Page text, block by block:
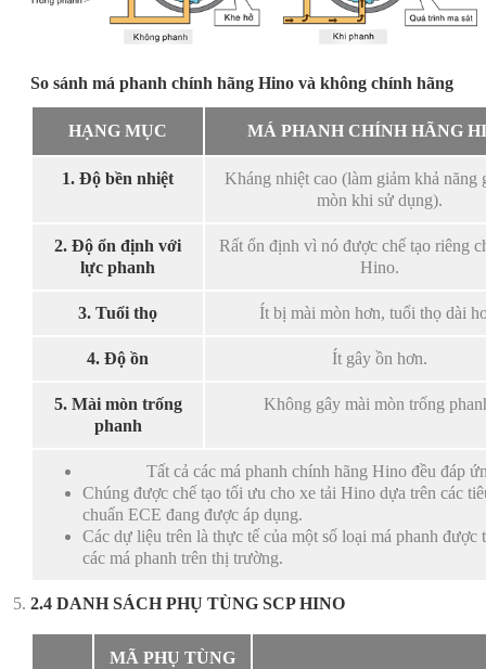
So sánh má phanh chính hãng Hino và không chính hãng
HẠNG MỤC MÁ PHANH CHÍNH HÃNG
1. Độ bền nhiệt
Kháng nhiệt cao (làm giảm khả năng
mòn khi sử dụng).
2. Độ ổn định với
lực phanh
Rất ổn định vì nó được chế tạo riêng
Hino.
3. Tuổi thọ Ít bị mài mòn hơn, tuổi thọ dài
4. Độ ồn Ít gây ồn hơn.
5. Mài mòn trống
phanh
Không gây mài mòn trống
Tất cả các má phanh chính hãng Hino đều đáp
Chúng được chế tạo tối ưu cho xe tải Hino dựa trên các
chuẩn ECE đang được áp dụng.
Các dự liệu trên là thực tế của một số loại má phanh
các má phanh trên thị trường.
2.4 DANH SÁCH PHỤ TÙNG SCP HINO
MÃ PHỤ TÙNG